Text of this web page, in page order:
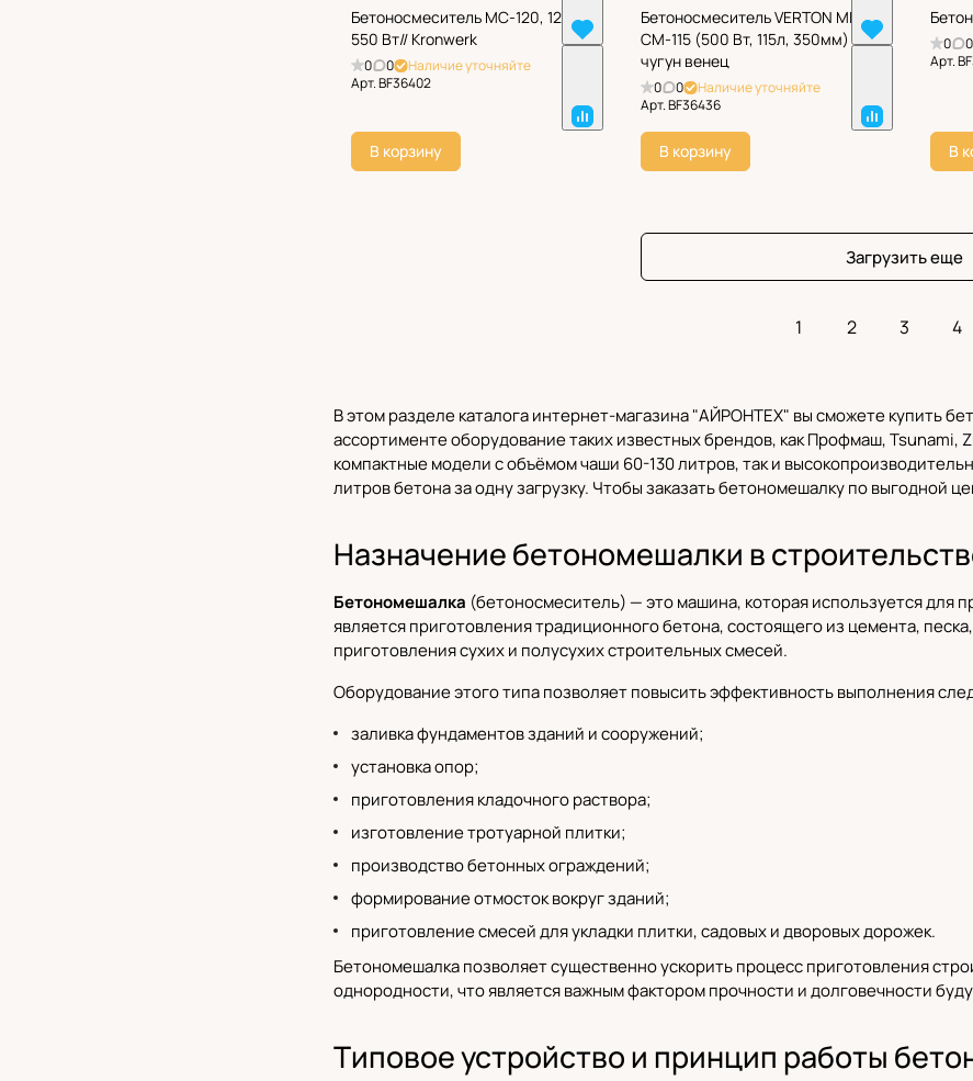
Бетоносмеситель МС-120, 120 л,
550 Вт// Kronwerk
0 0
Наличие уточняйте
Арт.BF36402
В корзину
Бетоносмеситель VERTON MIX
СМ-115 (500 Вт, 115л, 350мм)
чугун венец
0 0
Наличие уточняйте
Арт.BF36436
В корзину
0 0
Арт.
В
Загрузить еще
1 2 3 4
В этом разделе каталогаинтернет-магазина "АЙРОНТЕХ" вы сможете купить
ассортименте оборудование таких известных брендов, как Профмаш, Tsunami,
компактные модели с объёмом чаши 60-130 литров, так и
литров бетона за одну загрузку. Чтобы заказать бетономешалку по выгодной
Назначение бетономешалки в
Бетономешалка (бетоносмеситель) — это машина, которая используетсядля
является приготовления традиционного бетона, состоящего из цемента,
приготовления сухих и полусухих строительных смесей.
Оборудование этого типа позволяет повысить эффективность выполнения
заливка фундаментов зданий и сооружений;
установка опор;
приготовления кладочного раствора;
изготовление тротуарной плитки;
производство бетонных ограждений;
формирование отмосток вокруг зданий;
приготовление смесей для укладки плитки, садовых и дворовых дорожек.
Бетономешалка позволяет существенно ускорить процесс приготовления
однородности, что является важным фактором прочности и долговечности
Типовое устройство и принцип работы